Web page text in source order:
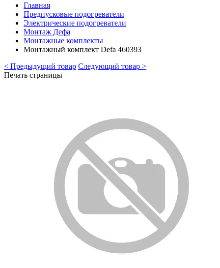
Главная
Предпусковые подогреватели
Электрические подогреватели
Монтаж Дефа
Монтажные комплекты
Монтажный комплект Defa 460393
< Предыдущий товар Следующий товар >
Печать страницы